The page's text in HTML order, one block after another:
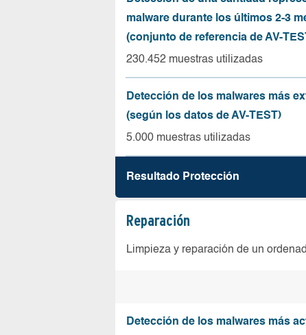
malware durante los últimos 2-3
(conjunto de referencia de AV-
230.452 muestras utilizadas
Detección de los malwares más
(según los datos de AV-TEST)
5.000 muestras utilizadas
Resultado Protección
Reparación
Limpieza y reparación de un
Detección de los malwares más